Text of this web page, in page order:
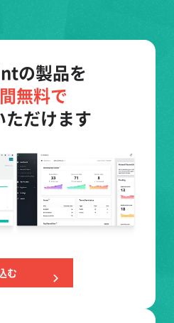
の製品を
無料で
ただけます
む